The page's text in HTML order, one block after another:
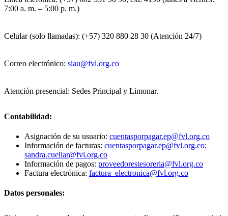
7:00 a. m. – 5:00 p. m.)
Celular (solo llamadas): (+57) 320 880 28 30 (Atención 24/7)
Correo electrónico: siau@fvl.org.co
Atención presencial: Sedes Principal y Limonar.
Contabilidad:
Asignación de su usuario: cuentasporpagar.ep@fvl.org.co
Información de facturas: cuentasporpagar.ep@fvl.org.co;
sandra.cuellar@fvl.org.co
Información de pagos: proveedorestesoreria@fvl.org.co
Factura electrónica: factura_electronica@fvl.org.co
Datos personales: